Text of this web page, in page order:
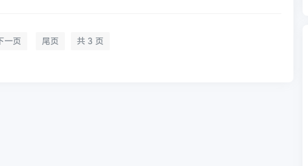
一页 尾页 共 3 页